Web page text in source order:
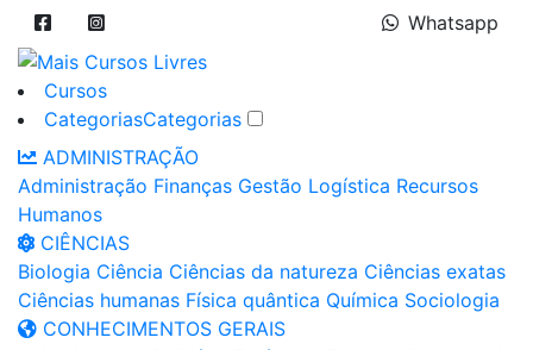
Whatsapp
Cursos
CategoriasCategorias
ADMINISTRAÇÃO
Administração Finanças Gestão Logística Recursos
Humanos
CIÊNCIAS
Biologia Ciência Ciências da natureza Ciências exatas
Ciências humanas Física quântica Química Sociologia
CONHECIMENTOS GERAIS